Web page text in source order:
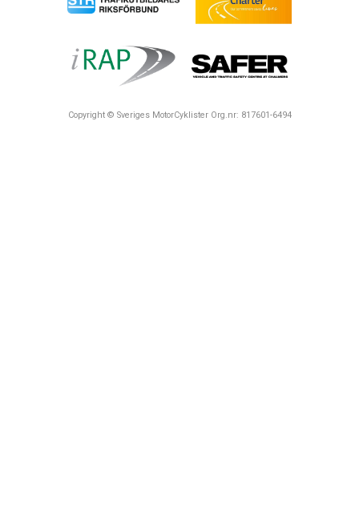
Copyright © Sveriges MotorCyklister Org.nr: 817601-6494